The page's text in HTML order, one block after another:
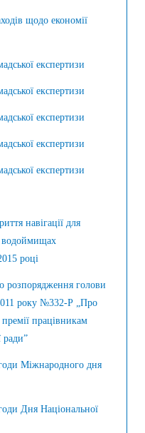
щодо економії
експертизи
експертизи
експертизи
експертизи
експертизи
навігації для
водоймищах
році
розпорядження голови
року №332-Р „Про
премії працівникам
ради”
Міжнародного дня
Дня Національної